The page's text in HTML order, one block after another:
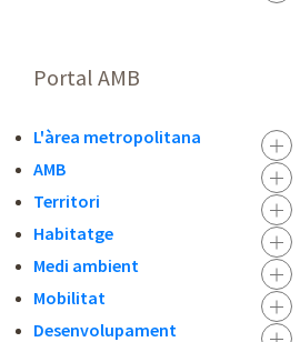
Portal AMB
L'àrea metropolitana
AMB
Territori
Habitatge
Medi ambient
Mobilitat
Desenvolupament